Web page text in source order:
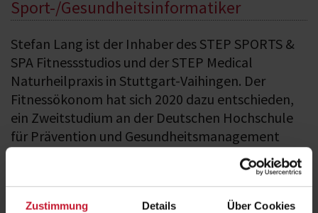
Zustimmung Details Über Cookies
Sport-/Gesundheitsinformatiker
Stefan Lang ist der Inhaber des STEP SPORTS &
SPA Fitnessstudios und der STEP Medical
Naturheilpraxis in Stuttgart-Vaihingen. Der
Fitnessökonom hat sich 2020 dazu entschieden,
ein Zweitstudium an der Deutschen Hochschule
für Prävention und Gesundheitsmanagement
(DHfPG) zu absolvieren. Wie es dazu kam und
welche Vorteile er daraus für den Studioalltag
zieht, hat er uns im Podcast verraten.